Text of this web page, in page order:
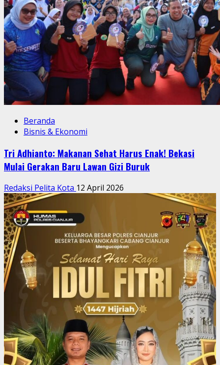
Beranda
Bisnis & Ekonomi
Tri Adhianto: Makanan Sehat Harus Enak! Bekasi
Mulai Gerakan Baru Lawan Gizi Buruk
Redaksi Pelita Kota 12 April 2026